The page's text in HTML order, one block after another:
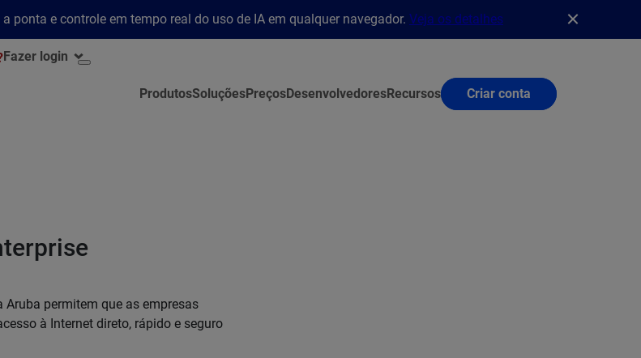
ponta e controle em tempo real do uso de IA em qualquer navegador. Veja os detalhes
Fazer login
ProdutosSoluçõesPreçosDesenvolvedoresRecursos Criar conta
Aruba permitem que as empresas
à Internet direto, rápido e seguro